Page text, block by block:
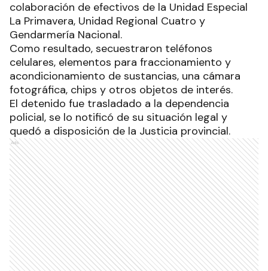
colaboración de efectivos de la Unidad Especial
La Primavera, Unidad Regional Cuatro y
Gendarmería Nacional.
Como resultado, secuestraron teléfonos
celulares, elementos para fraccionamiento y
acondicionamiento de sustancias, una cámara
fotográfica, chips y otros objetos de interés.
El detenido fue trasladado a la dependencia
policial, se lo notificó de su situación legal y
quedó a disposición de la Justicia provincial.
Ads